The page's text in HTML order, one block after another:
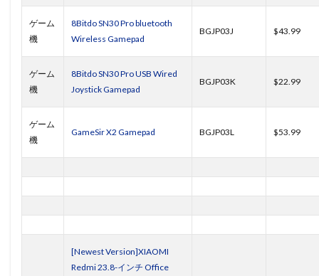
ゲーム
機
8Bitdo SN30 Pro bluetooth
Wireless Gamepad
BGJP03J $43.99
ゲーム
機
8Bitdo SN30 Pro USB Wired
Joystick Gamepad
BGJP03K $22.99
ゲーム
機
GameSir X2 Gamepad BGJP03L $53.99
[Newest Version]XIAOMI
Redmi 23.8-インチ Office